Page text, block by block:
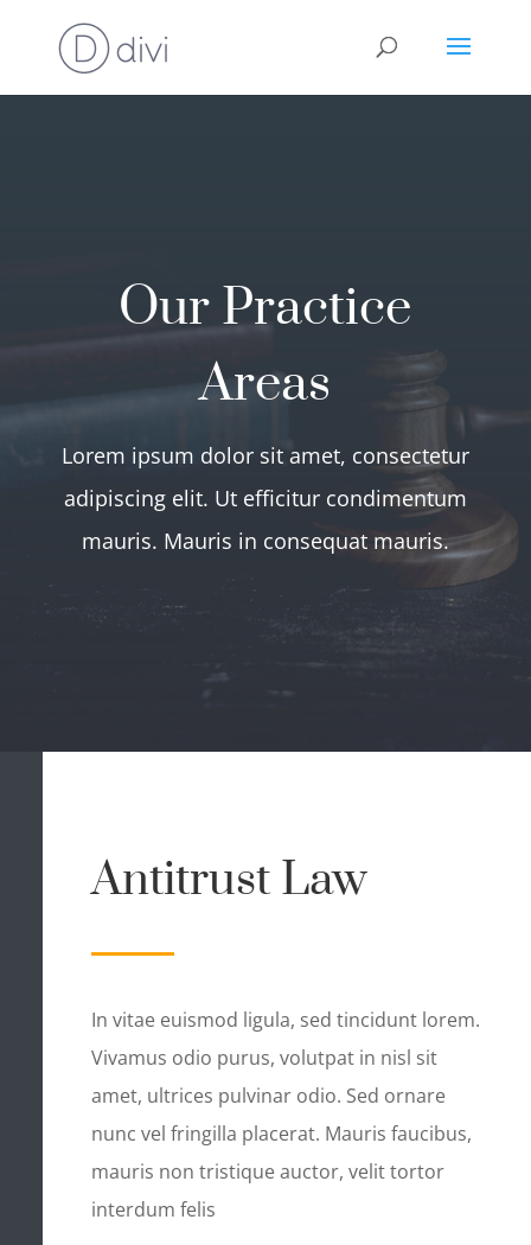
Our Practice
Areas
Lorem ipsum dolor sit amet, consectetur
adipiscing elit. Ut efficitur condimentum
mauris. Mauris in consequat mauris.
Antitrust Law
In vitae euismod ligula, sed tincidunt lorem.
Vivamus odio purus, volutpat in nisl sit
amet, ultrices pulvinar odio. Sed ornare
nunc vel fringilla placerat. Mauris faucibus,
mauris non tristique auctor, velit tortor
interdum felis